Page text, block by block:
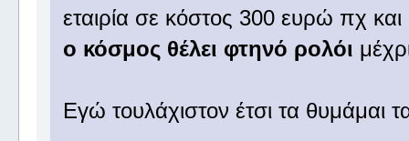
εταιρία σε κόστος 300 ευρώ πχ
ο κόσμος θέλει φτηνό ρολόι
Εγώ τουλάχιστον έτσι τα